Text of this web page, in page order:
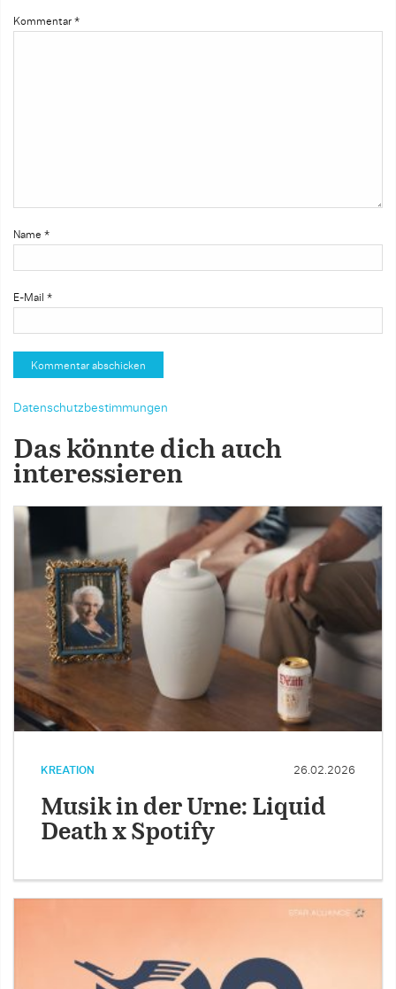
Kommentar *
Name *
E-Mail *
Datenschutzbestimmungen
Das könnte dich auch
interessieren
KREATION 26.02.2026
Musik in der Urne: Liquid
Death x Spotify